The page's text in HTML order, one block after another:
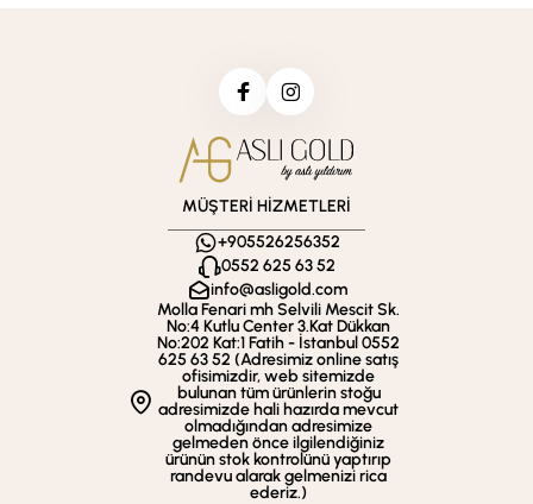
MÜŞTERİ HİZMETLERİ
+905526256352
0552 625 63 52
info@asligold.com
Molla Fenari mh Selvili Mescit Sk.
No:4 Kutlu Center 3.Kat Dükkan
No:202 Kat:1 Fatih - İstanbul 0552
625 63 52 (Adresimiz online satış
ofisimizdir, web sitemizde
bulunan tüm ürünlerin stoğu
adresimizde hali hazırda mevcut
olmadığından adresimize
gelmeden önce ilgilendiğiniz
ürünün stok kontrolünü yaptırıp
randevu alarak gelmenizi rica
ederiz.)